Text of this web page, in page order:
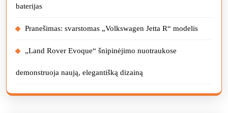
baterijas
Pranešimas: svarstomas „Volkswagen Jetta R“ modelis
„Land Rover Evoque“ šnipinėjimo nuotraukose
demonstruoja naują, elegantišką dizainą